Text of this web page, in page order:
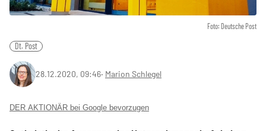
Foto: Deutsche Post
Dt. Post
28.12.2020, 09:46‧ Marion Schlegel
DER AKTIONÄR bei Google bevorzugen